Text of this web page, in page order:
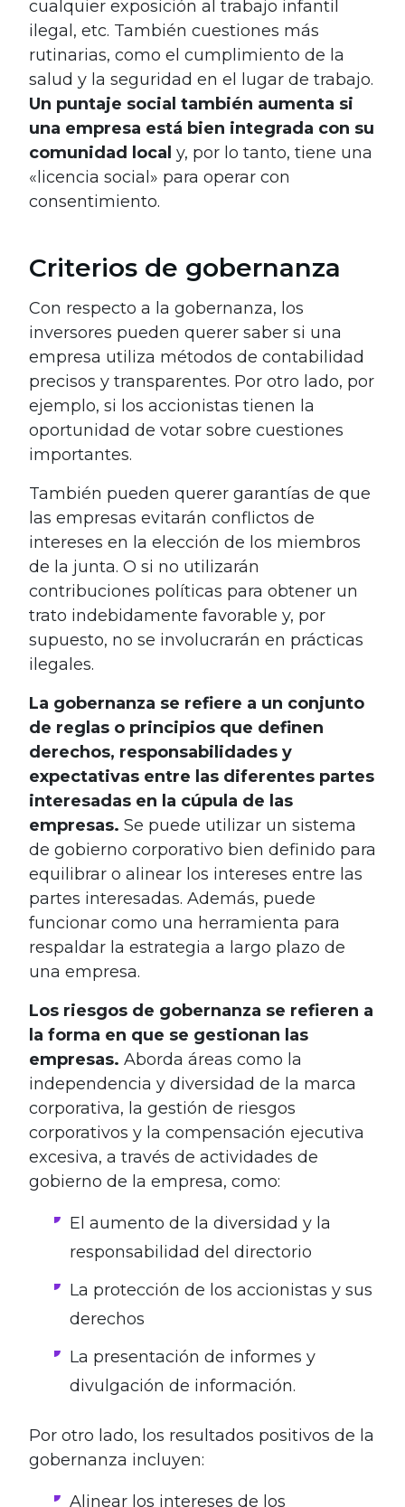
cualquier exposición al trabajo infantil
ilegal, etc. También cuestiones más
rutinarias, como el cumplimiento de la
salud y la seguridad en el lugar de trabajo.
Un puntaje social también aumenta si
una empresa está bien integrada con su
comunidad local y, por lo tanto, tiene una
«licencia social» para operar con
consentimiento.
Criterios de gobernanza
Con respecto a la gobernanza, los
inversores pueden querer saber si una
empresa utiliza métodos de contabilidad
precisos y transparentes. Por otro lado, por
ejemplo, si los accionistas tienen la
oportunidad de votar sobre cuestiones
importantes.
También pueden querer garantías de que
las empresas evitarán conflictos de
intereses en la elección de los miembros
de la junta. O si no utilizarán
contribuciones políticas para obtener un
trato indebidamente favorable y, por
supuesto, no se involucrarán en prácticas
ilegales.
La gobernanza se refiere a un conjunto
de reglas o principios que definen
derechos, responsabilidades y
expectativas entre las diferentes partes
interesadas en la cúpula de las
empresas. Se puede utilizar un sistema
de gobierno corporativo bien definido para
equilibrar o alinear los intereses entre las
partes interesadas. Además, puede
funcionar como una herramienta para
respaldar la estrategia a largo plazo de
una empresa.
Los riesgos de gobernanza se refieren a
la forma en que se gestionan las
empresas. Aborda áreas como la
independencia y diversidad de la marca
corporativa, la gestión de riesgos
corporativos y la compensación ejecutiva
excesiva, a través de actividades de
gobierno de la empresa, como:
El aumento de la diversidad y la
responsabilidad del directorio
La protección de los accionistas y sus
derechos
La presentación de informes y
divulgación de información.
Por otro lado, los resultados positivos de la
gobernanza incluyen:
Alinear los intereses de los